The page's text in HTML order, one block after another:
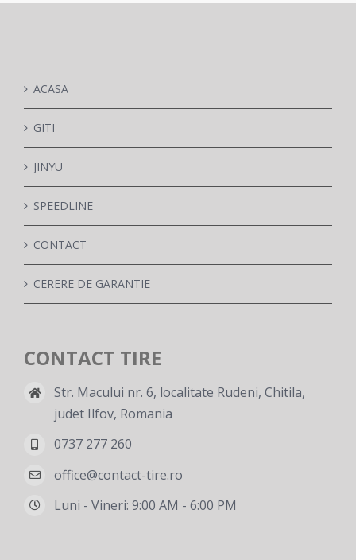
ACASA
GITI
JINYU
SPEEDLINE
CONTACT
CERERE DE GARANTIE
CONTACT TIRE
Str. Macului nr. 6, localitate Rudeni, Chitila,
judet Ilfov, Romania
0737 277 260
office@contact-tire.ro
Luni - Vineri: 9:00 AM - 6:00 PM